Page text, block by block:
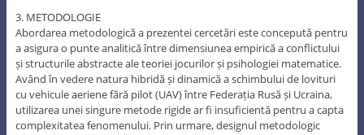
3. METODOLOGIE
Abordarea metodologică a prezentei cercetări este concepută pentru
a asigura o punte analitică între dimensiunea empirică a conflictului
și structurile abstracte ale teoriei jocurilor și psihologiei matematice.
Având în vedere natura hibridă și dinamică a schimbului de lovituri
cu vehicule aeriene fără pilot (UAV) între Federația Rusă și Ucraina,
utilizarea unei singure metode rigide ar fi insuficientă pentru a capta
complexitatea fenomenului. Prin urmare, designul metodologic